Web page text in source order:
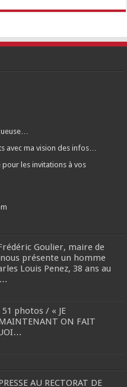
avec ma vision des infos…
pour les invitations à vos
Goulier, maire de
présente un homme
Louis Penez, 38 ans au
photos / « JE
ON FAIT
AU RECTORAT DE